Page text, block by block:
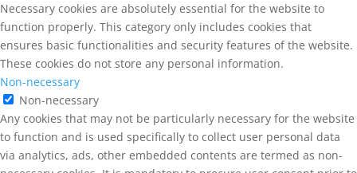
Necessary cookies are absolutely essential for the website to
function properly. This category only includes cookies that
ensures basic functionalities and security features of the website.
These cookies do not store any personal information.
Non-necessary
Non-necessary
Any cookies that may not be particularly necessary for the website
to function and is used specifically to collect user personal data
via analytics, ads, other embedded contents are termed as non-